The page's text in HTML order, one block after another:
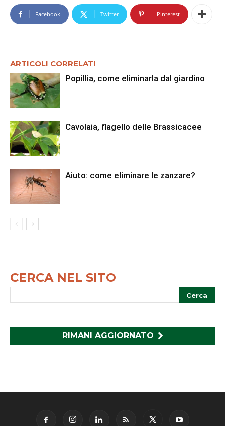
Facebook Twitter Pinterest
ARTICOLI CORRELATI
Popillia, come eliminarla dal giardino
Cavolaia, flagello delle Brassicacee
Aiuto: come eliminare le zanzare?
CERCA NEL SITO
RIMANI AGGIORNATO